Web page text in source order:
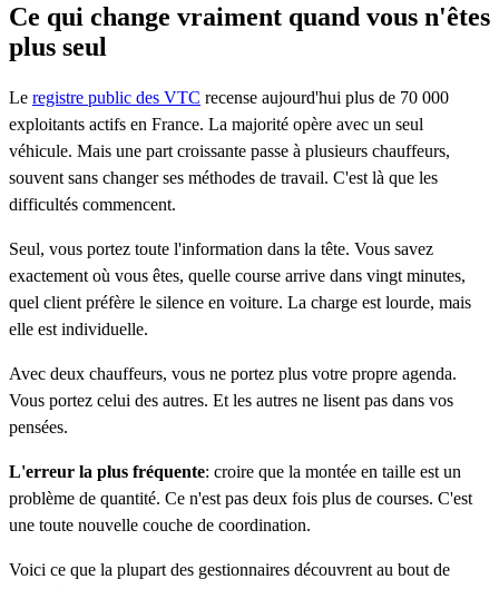
Ce qui change vraiment quand vous n'êtes
plus seul
Le registre public des VTC recense aujourd'hui plus de 70 000
exploitants actifs en France. La majorité opère avec un seul
véhicule. Mais une part croissante passe à plusieurs chauffeurs,
souvent sans changer ses méthodes de travail. C'est là que les
difficultés commencent.
Seul, vous portez toute l'information dans la tête. Vous savez
exactement où vous êtes, quelle course arrive dans vingt minutes,
quel client préfère le silence en voiture. La charge est lourde, mais
elle est individuelle.
Avec deux chauffeurs, vous ne portez plus votre propre agenda.
Vous portez celui des autres. Et les autres ne lisent pas dans vos
pensées.
L'erreur la plus fréquente: croire que la montée en taille est un
problème de quantité. Ce n'est pas deux fois plus de courses. C'est
une toute nouvelle couche de coordination.
Voici ce que la plupart des gestionnaires découvrent au bout de